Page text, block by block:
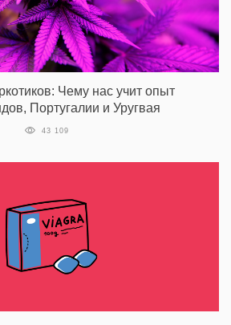
Чему нас учит опыт
Португалии и Уругвая
43 109